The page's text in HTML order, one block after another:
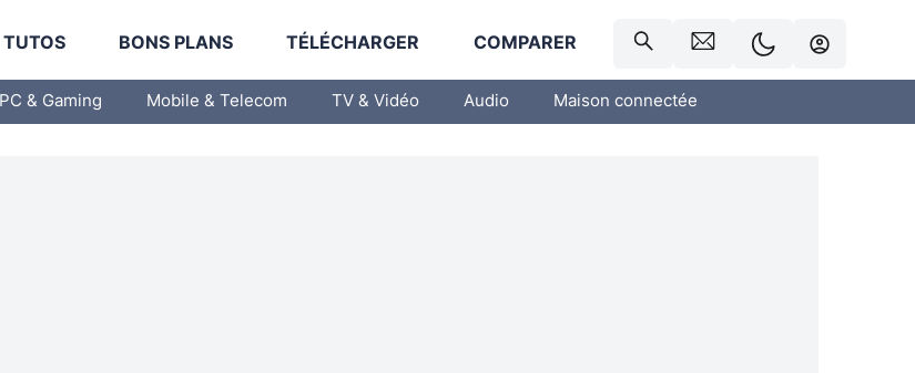
TUTOS BONS PLANS TÉLÉCHARGER COMPARER
PC & Gaming Mobile & Telecom TV & Vidéo Audio Maison connectée